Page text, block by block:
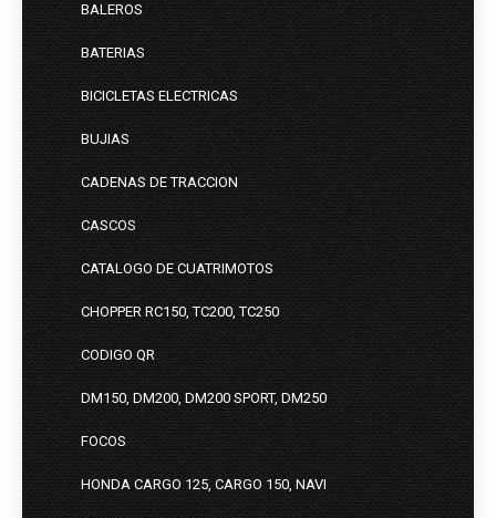
BALEROS
BATERIAS
BICICLETAS ELECTRICAS
BUJIAS
CADENAS DE TRACCION
CASCOS
CATALOGO DE CUATRIMOTOS
CHOPPER RC150, TC200, TC250
CODIGO QR
DM150, DM200, DM200 SPORT, DM250
FOCOS
HONDA CARGO 125, CARGO 150, NAVI